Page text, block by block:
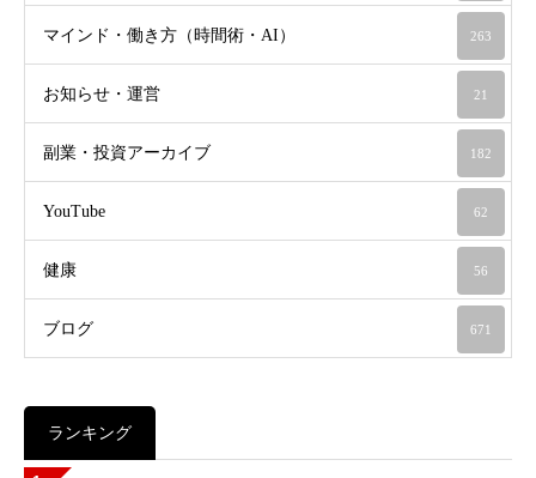
マインド・働き方（時間術・AI） 263
お知らせ・運営 21
副業・投資アーカイブ 182
YouTube 62
健康 56
ブログ 671
ランキング